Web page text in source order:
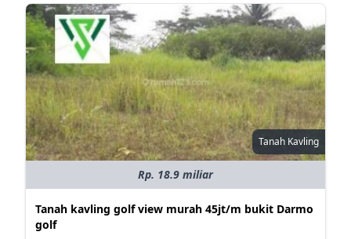
Tanah Kavling
Rp. 18.9 miliar
Tanah kavling golf view murah 45jt/m bukit Darmo
golf